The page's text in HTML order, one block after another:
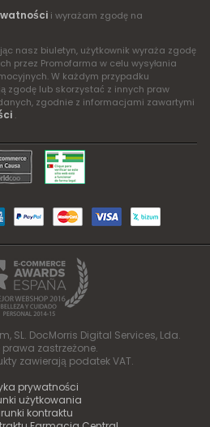
i wyrażam zgodę na
nasz biuletyn, użytkownik wyraża zgodę
przez Promofarma w celu wysyłania
W każdym przypadku
zgodę lub skorzystać z innych praw
zgodnie z informacjami zawartymi
.
SL. DocMorris Digital Services, Lda.
prawa zastrzeżone.
zawierają podatek VAT.
prywatności
użytkowania
kontraktu